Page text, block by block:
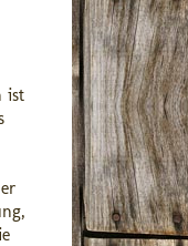
ist